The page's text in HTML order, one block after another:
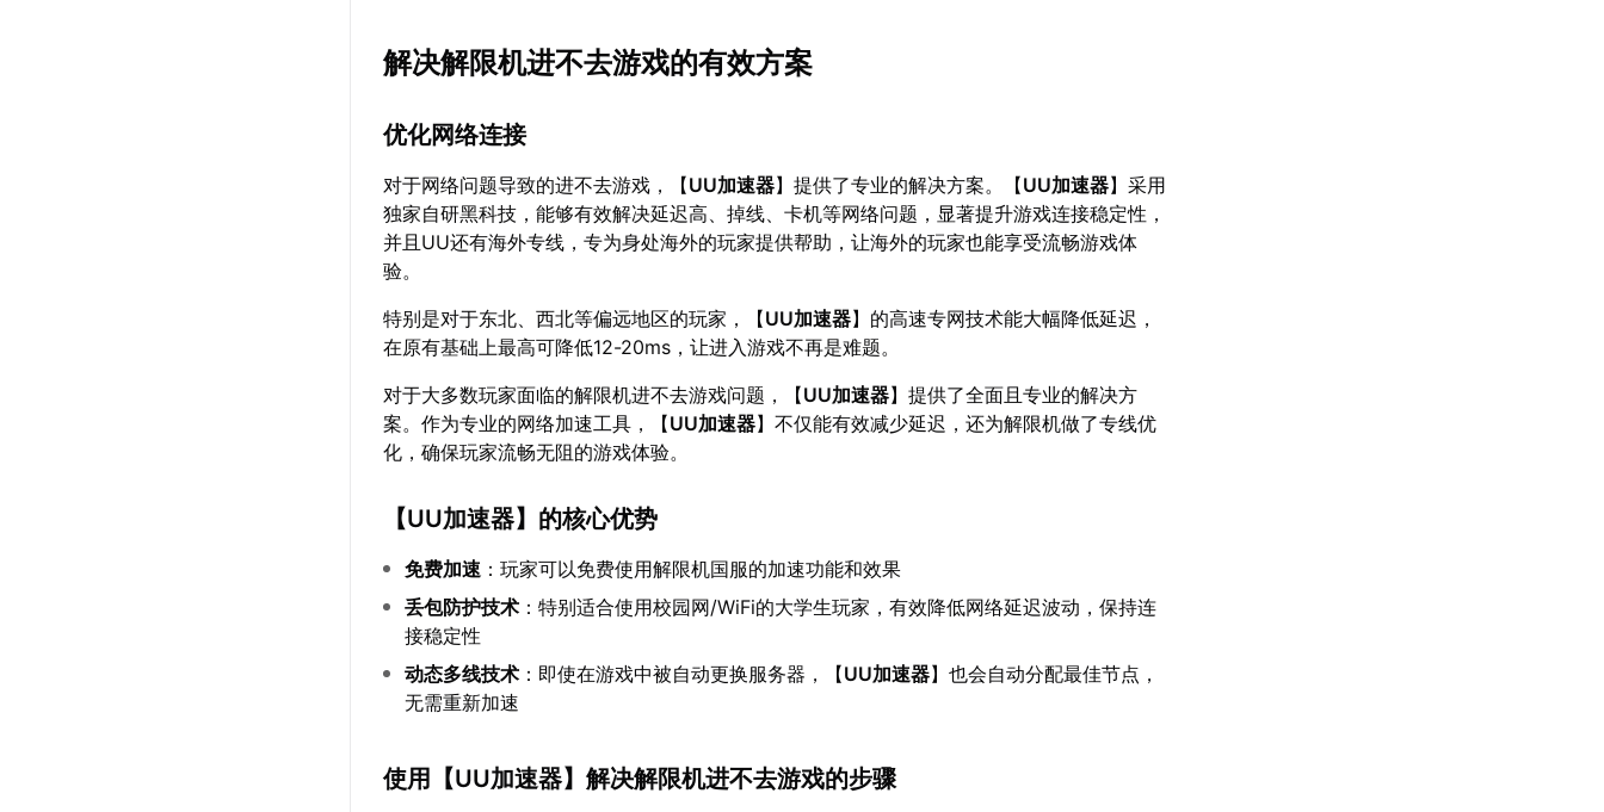
解决解限机进不去游戏的有效方案
优化网络连接
对于网络问题导致的进不去游戏，【UU加速器】提供了专业的解决方案。【UU加速器】采用
独家自研黑科技，能够有效解决延迟高、掉线、卡机等网络问题，显著提升游戏连接稳定性，
并且UU还有海外专线，专为身处海外的玩家提供帮助，让海外的玩家也能享受流畅游戏体
验。
特别是对于东北、西北等偏远地区的玩家，【UU加速器】的高速专网技术能大幅降低延迟，
在原有基础上最高可降低12-20ms，让进入游戏不再是难题。
对于大多数玩家面临的解限机进不去游戏问题，【UU加速器】提供了全面且专业的解决方
案。作为专业的网络加速工具，【UU加速器】不仅能有效减少延迟，还为解限机做了专线优
化，确保玩家流畅无阻的游戏体验。
【UU加速器】的核心优势
免费加速 ：玩家可以免费使用解限机国服的加速功能和效果
丢包防护技术 ：特别适合使用校园网/WiFi的大学生玩家，有效降低网络延迟波动，保持连
接稳定性
动态多线技术 ：即使在游戏中被自动更换服务器，【UU加速器】也会自动分配最佳节点，
无需重新加速
使用【UU加速器】解决解限机进不去游戏的步骤